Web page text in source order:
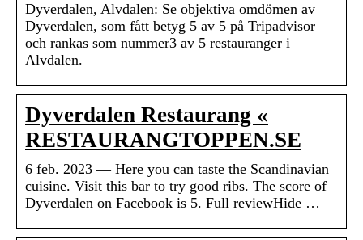
Dyverdalen, Alvdalen: Se objektiva omdömen av
Dyverdalen, som fått betyg 5 av 5 på Tripadvisor
och rankas som nummer3 av 5 restauranger i
Alvdalen.
Dyverdalen Restaurang «
RESTAURANGTOPPEN.SE
6 feb. 2023 — Here you can taste the Scandinavian
cuisine. Visit this bar to try good ribs. The score of
Dyverdalen on Facebook is 5. Full reviewHide …